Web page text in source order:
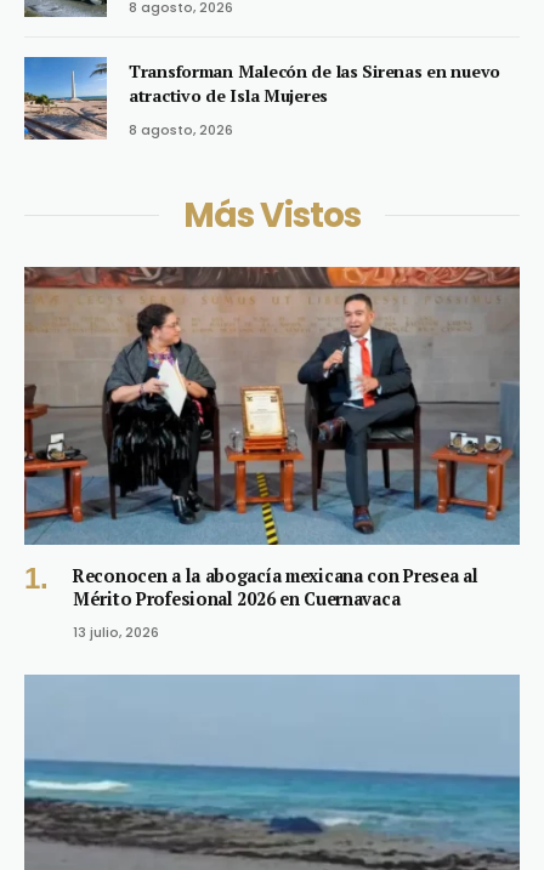
8 agosto, 2026
Transforman Malecón de las Sirenas en nuevo
atractivo de Isla Mujeres
8 agosto, 2026
Más Vistos
Reconocen a la abogacía mexicana con Presea al
Mérito Profesional 2026 en Cuernavaca
13 julio, 2026